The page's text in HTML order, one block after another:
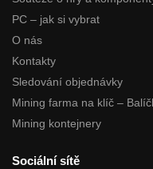
PC – jak si vybrat
O nás
Kontakty
Sledování objednávky
Mining farma na klíč –
Mining kontejnery
Sociální sítě